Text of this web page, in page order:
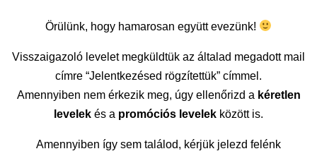
Örülünk, hogy hamarosan együtt evezünk!
Visszaigazoló levelet megküldtük az általad megadott mail
címre “Jelentkezésed rögzítettük” címmel.
Amennyiben nem érkezik meg, úgy ellenőrizd a kéretlen
levelek és a promóciós levelek között is.
Amennyiben így sem találod, kérjük jelezd felénk